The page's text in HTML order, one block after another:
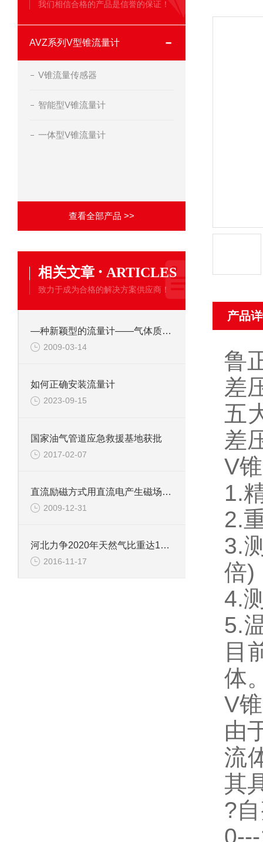
我们相信合格的产品是信誉的保证！
AVZ系列V型锥流量计
V锥流量传感器
智能型V锥流量计
一体型V锥流量计
查看全部产品 >>
相关文章 · ARTICLES
致力于成为合格的解决方案供应商！
—种新颖型的流量计——气体质量流量计
2009-03-14
如何正确安装流量计
2023-09-15
国家油气管道应急救援基地获批
2017-02-07
直流励磁方式用直流电产生磁场或采用*磁铁
2009-12-31
河北力争2020年天然气比重达11%以上
2016-11-17
产品
鲁
差
五
差
V
1.
2.
3.
倍)
4.
5.
目
体
V
由
流
其
?